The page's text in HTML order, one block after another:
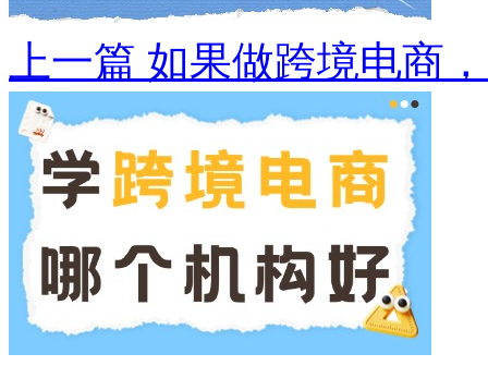
上一篇 如果做跨境电商